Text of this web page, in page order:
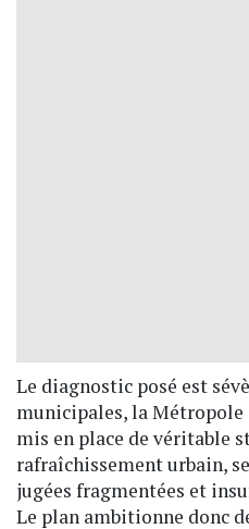
Le diagnostic posé est
municipales, la Métropole
mis en place de véritable
rafraîchissement urbain,
jugées fragmentées et
Le plan ambitionne donc